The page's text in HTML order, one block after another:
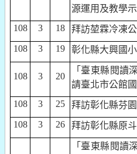
源運用及教學示
108
3 18
拜訪堃霖冷凍
108
3 19 彰化縣大興國
108 3 20
「臺東縣閱讀
請臺北市公館
108
3 25
拜訪彰化縣芬
108
3 26 拜訪彰化縣原
「臺東縣閱讀